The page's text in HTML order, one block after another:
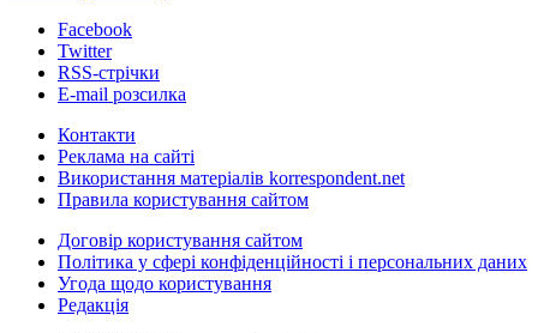
Facebook
Twitter
RSS-стрічки
E-mail розсилка
Контакти
Реклама на сайті
Використання матеріалів korrespondent.net
Правила користування сайтом
Договір користування сайтом
Політика у сфері конфіденційності і персональних даних
Угода щодо користування
Редакція